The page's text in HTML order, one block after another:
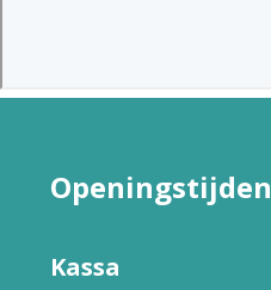
Openingstijden
Kassa